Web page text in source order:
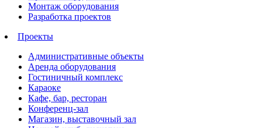
Монтаж оборудования
Разработка проектов
Проекты
Административные объекты
Аренда оборудования
Гостиничный комплекс
Караоке
Кафе, бар, ресторан
Конференц-зал
Магазин, выставочный зал